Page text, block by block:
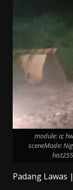
module: a;
sceneMode:
Padang Lawas